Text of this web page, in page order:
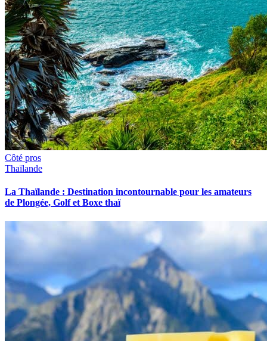
Côté pros
Thaïlande
La Thaïlande : Destination incontournable pour les amateurs
de Plongée, Golf et Boxe thaï